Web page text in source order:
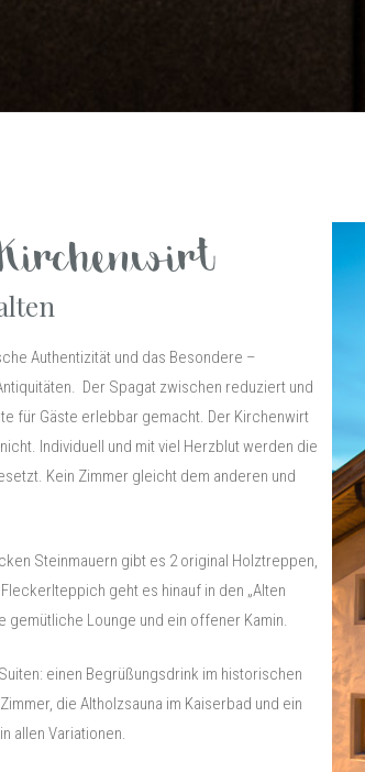
Authentizität und das Besondere –
Der Spagat zwischen reduziert und
für Gäste erlebbar gemacht. Der Kirchenwirt
Individuell und mit viel Herzblut werden die
Kein Zimmer gleicht dem anderen und
Steinmauern gibt es 2 original Holztreppen,
geht es hinauf in den „Alten
Lounge und ein offener Kamin.
einen Begrüßungsdrink im historischen
die Altholzsauna im Kaiserbad und ein
allen Variationen.